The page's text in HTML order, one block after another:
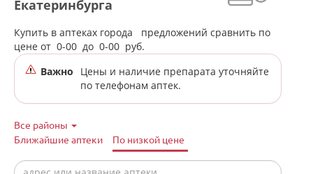
Екатеринбурга
Купить в аптеках города
предложений сравнить по
цене от 0-00 до 0-00 руб.
Важно
Цены и наличие препарата уточняйте
по телефонам аптек.
Все районы
Ближайшие аптеки
По низкой цене